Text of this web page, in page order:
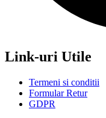
Link-uri Utile
Termeni si conditii
Formular Retur
GDPR